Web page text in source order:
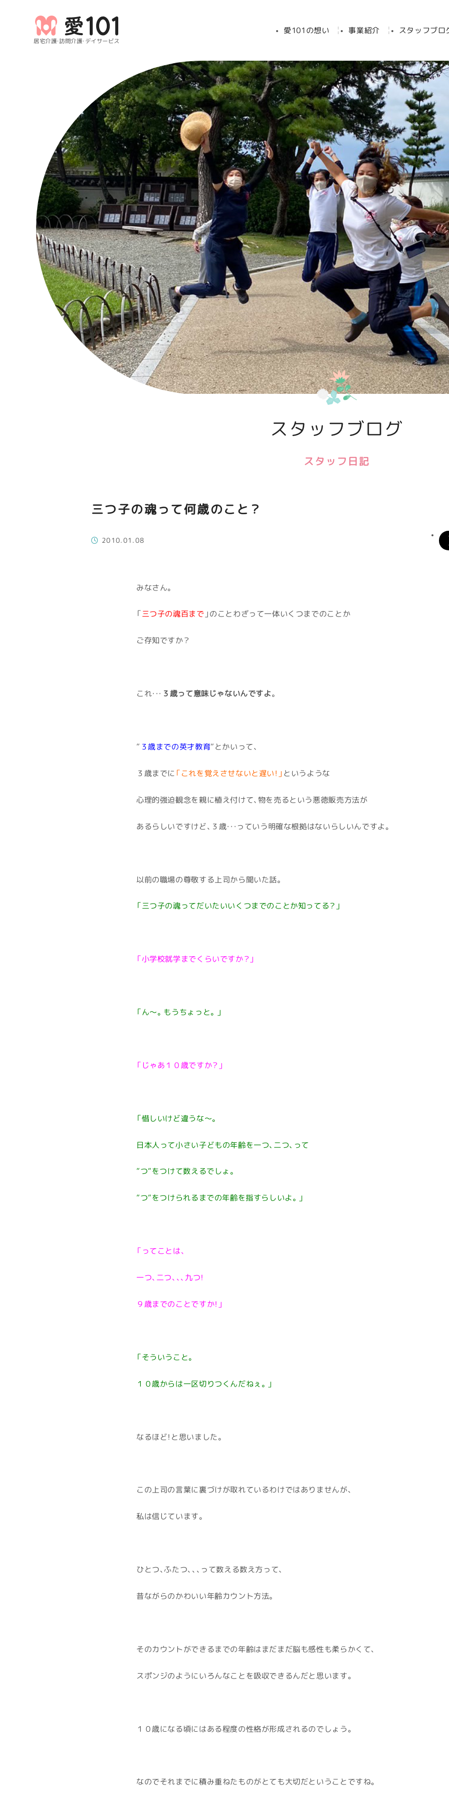
居宅介護・訪問介護・デイサービス
愛101の想い 事業紹介 スタッフブロ
スタッフブログ
スタッフ日記
三つ子の魂って何歳のこと？
2010.01.08
みなさん。
三つ子の魂百まで 」のことわざって一体いくつまでのことか
ご存知ですか？
これ・・・ ３歳って意味じゃないんですよ 。
” ３歳までの英才教育”とかいって、
３歳までに 「これを覚えさせないと遅い！」 というような
心理的強迫観念を親に植え付けて、物を売るという悪徳販売方法が
あるらしいですけど、３歳・・・っていう明確な根拠はないらしいんですよ。
以前の職場の尊敬する上司から聞いた話。
「三つ子の魂ってだいたいいくつまでのことか知ってる？」
「小学校就学までくらいですか？」
「ん～。もうちょっと。」
「じゃあ１０歳ですか？」
「惜しいけど違うな～。
日本人って小さい子どもの年齢を一つ、二つ、って
”つ”をつけて数えるでしょ。
”つ”をつけられるまでの年齢を指すらしいよ。」
「ってことは、
一つ、二つ、、、九つ！
９歳までのことですか！」
「そういうこと。
１０歳からは一区切りつくんだねぇ。」
なるほど！と思いました。
この上司の言葉に裏づけが取れているわけではありませんが、
私は信じています。
ひとつ、ふたつ、、、って数える数え方って、
昔ながらのかわいい年齢カウント方法。
そのカウントができるまでの年齢はまだまだ脳も感性も柔らかくて、
スポンジのようにいろんなことを吸収できるんだと思います。
１０歳になる頃にはある程度の性格が形成されるのでしょう。
なのでそれまでに積み重ねたものがとても大切だということですね。